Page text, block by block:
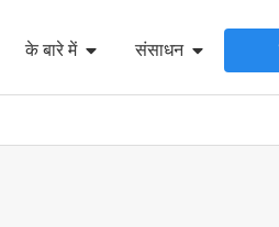
के बारे में संसाधन